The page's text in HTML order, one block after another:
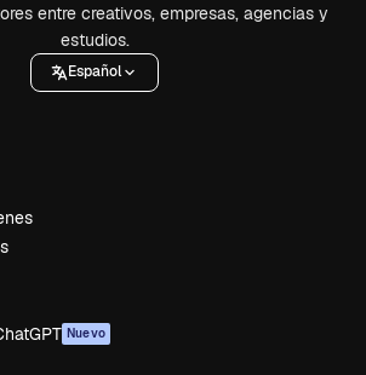
entre creativos, empresas, agencias y
estudios.
Español
Nuevo